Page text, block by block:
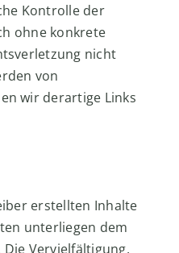
Kontrolle der
ohne konkrete
nicht
von
wir derartige Links
erstellten Inhalte
unterliegen dem
Vervielfältigung,